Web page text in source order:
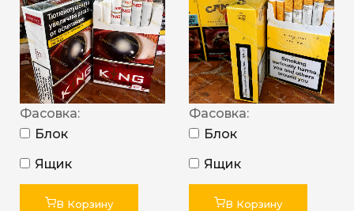
Фасовка:
Блок
Ящик
В Корзину
Фасовка:
Блок
Ящик
В Корзину